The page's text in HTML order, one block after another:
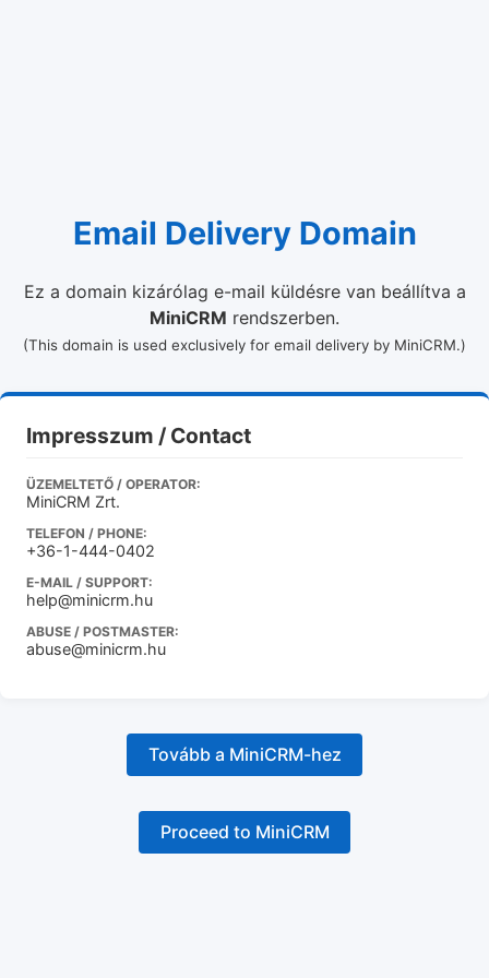
Email Delivery Domain
Ez a domain kizárólag e-mail küldésre van beállítva a
MiniCRM rendszerben.
(This domain is used exclusively for email delivery by MiniCRM.)
Impresszum / Contact
ÜZEMELTETŐ / OPERATOR:
MiniCRM Zrt.
TELEFON / PHONE:
+36-1-444-0402
E-MAIL / SUPPORT:
help@minicrm.hu
ABUSE / POSTMASTER:
abuse@minicrm.hu
Tovább a MiniCRM-hez
Proceed to MiniCRM